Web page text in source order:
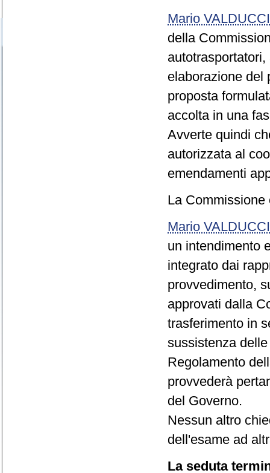
Mario VALDUCCI
della
elaborazione del
proposta
accolta in una
Avverte quindi
autorizzata al
emendamenti
La Commissione
Mario VALDUCCI
un intendimento
integrato dai
provvedimento,
approvati dalla
trasferimento in
sussistenza
Regolamento
provvederà
del Governo.
Nessun altro
dell'esame ad
La seduta